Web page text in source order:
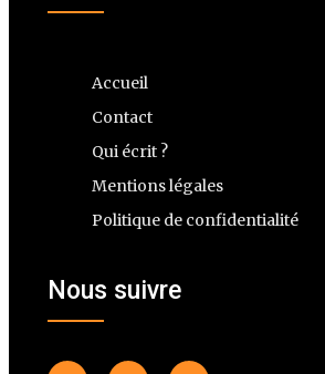
Accueil
Contact
Qui écrit ?
Mentions légales
Politique de confidentialité
Nous suivre